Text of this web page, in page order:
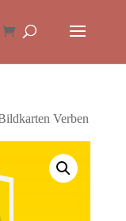
Verben